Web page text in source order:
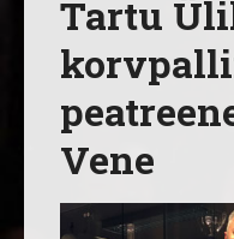
Tartu
Vene